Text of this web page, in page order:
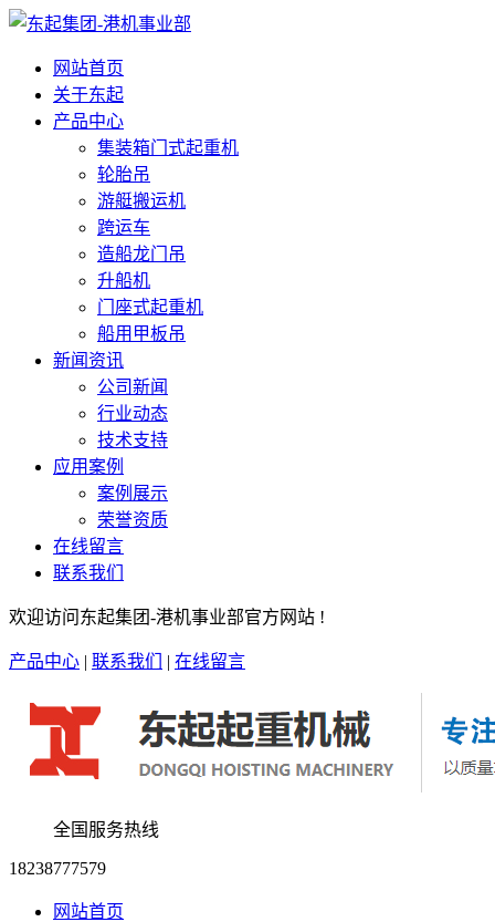
网站首页
关于东起
产品中心
集装箱门式起重机
轮胎吊
游艇搬运机
跨运车
造船龙门吊
升船机
门座式起重机
船用甲板吊
新闻资讯
公司新闻
行业动态
技术支持
应用案例
案例展示
荣誉资质
在线留言
联系我们
欢迎访问东起集团-港机事业部官方网站 !
产品中心 | 联系我们 | 在线留言
全国服务热线
18238777579
网站首页